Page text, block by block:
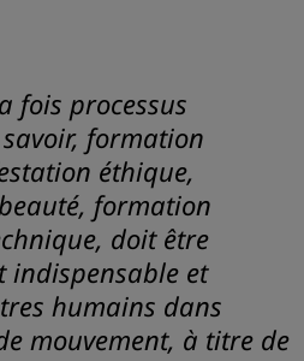
fois processus
formation
éthique,
formation
doit être
indispensable et
humains dans
mouvement, à titre de